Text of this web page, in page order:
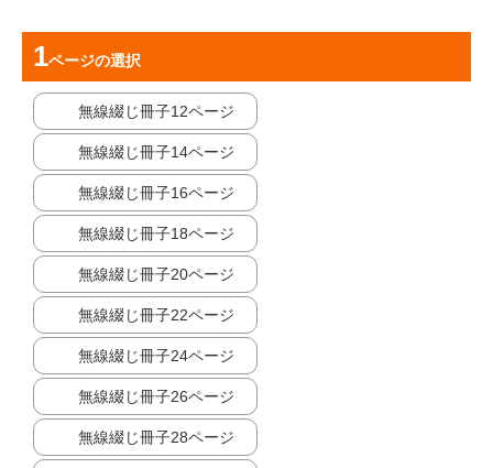
ページの選択
無線綴じ冊子12ページ
無線綴じ冊子14ページ
無線綴じ冊子16ページ
無線綴じ冊子18ページ
無線綴じ冊子20ページ
無線綴じ冊子22ページ
無線綴じ冊子24ページ
無線綴じ冊子26ページ
無線綴じ冊子28ページ